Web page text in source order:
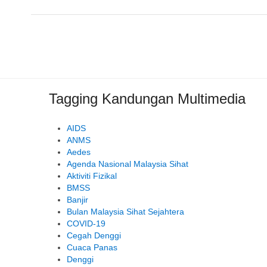
Tagging Kandungan Multimedia
AIDS
ANMS
Aedes
Agenda Nasional Malaysia Sihat
Aktiviti Fizikal
BMSS
Banjir
Bulan Malaysia Sihat Sejahtera
COVID-19
Cegah Denggi
Cuaca Panas
Denggi